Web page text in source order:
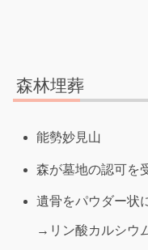
森林埋葬
能勢妙見山
森が墓地の認可を
遺骨をパウダー状
→リン酸カルシウ